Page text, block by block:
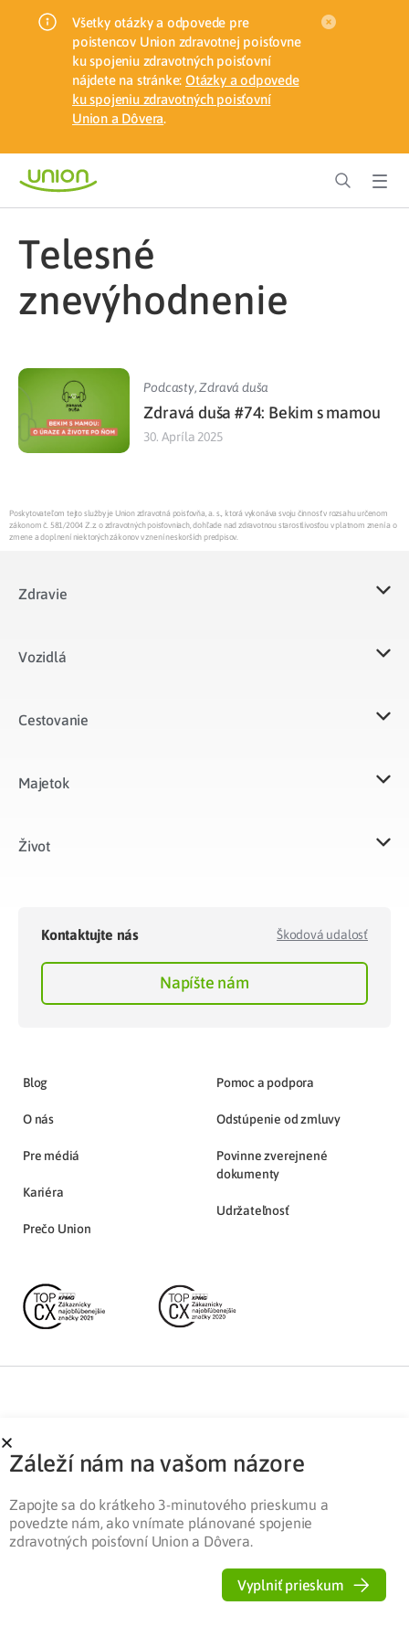
Všetky otázky a odpovede pre
poistencov Union zdravotnej poisťovne
ku spojeniu zdravotných poisťovní
nájdete na stránke: Otázky a odpovede
ku spojeniu zdravotných poisťovní
Union a Dôvera.
telesné
znevýhodnenie
Podcasty,Zdravá duša
Zdravá duša #74: Bekim s mamou
30. Apríla 2025
Poskytovateľom tejto služby je Union zdravotná poisťovňa, a. s., ktorá vykonáva svoju činnosť v rozsahu určenom
zákonom č. 581/2004 Z.z. o zdravotných poisťovniach, dohľade nad zdravotnou starostlivosťou v platnom znení a o
zmene a doplnení niektorých zákonov v znení neskorších predpisov.
Zdravie
Vozidlá​
Cestovanie
Majetok​
Život​
Kontaktujte nás Škodová udalosť
Napíšte nám
Blog
O nás
Pre médiá
Kariéra
Prečo Union
Pomoc a podpora
Odstúpenie od zmluvy
Povinne zverejnené
dokumenty
Udržateľnosť
Partnerská zóna
Záleží nám na vašom názore
Zapojte sa do krátkeho 3-minutového prieskumu a
povedzte nám, ako vnímate plánované spojenie
zdravotných poisťovní Union a Dôvera.
Vyplniť prieskum